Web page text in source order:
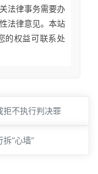
法律事务需要办
法律意见。本站
的权益可联系处
拒不执行判决罪
“心墙”